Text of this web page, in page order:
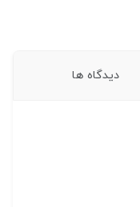
دیدگاه ها